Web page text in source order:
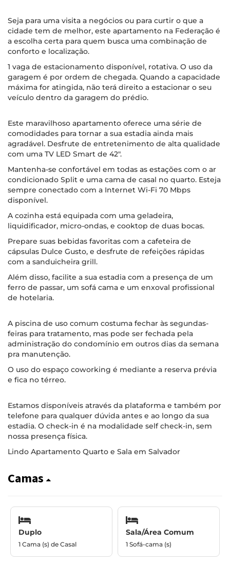
Seja para uma visita a negócios ou para curtir o que a
cidade tem de melhor, este apartamento na Federação é
a escolha certa para quem busca uma combinação de
conforto e localização.
1 vaga de estacionamento disponível, rotativa. O uso da
garagem é por ordem de chegada. Quando a capacidade
máxima for atingida, não terá direito a estacionar o seu
veículo dentro da garagem do prédio.
Este maravilhoso apartamento oferece uma série de
comodidades para tornar a sua estadia ainda mais
agradável. Desfrute de entretenimento de alta qualidade
com uma TV LED Smart de 42".
Mantenha-se confortável em todas as estações com o ar
condicionado Split e uma cama de casal no quarto. Esteja
sempre conectado com a Internet Wi-Fi 70 Mbps
disponível.
A cozinha está equipada com uma geladeira,
liquidificador, micro-ondas, e cooktop de duas bocas.
Prepare suas bebidas favoritas com a cafeteira de
cápsulas Dulce Gusto, e desfrute de refeições rápidas
com a sanduicheira grill.
Além disso, facilite a sua estadia com a presença de um
ferro de passar, um sofá cama e um enxoval profissional
de hotelaria.
A piscina de uso comum costuma fechar às segundas-
feiras para tratamento, mas pode ser fechada pela
administração do condomínio em outros dias da semana
pra manutenção.
O uso do espaço coworking é mediante a reserva prévia
e fica no térreo.
Estamos disponíveis através da plataforma e também por
telefone para qualquer dúvida antes e ao longo da sua
estadia. O check-in é na modalidade self check-in, sem
nossa presença física.
Lindo Apartamento Quarto e Sala em Salvador
Camas
Duplo
1 Cama (s) de Casal
Sala/Área Comum
1 Sofá-cama (s)